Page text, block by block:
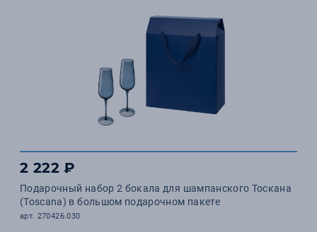
2 222 ₽
Подарочный набор 2 бокала для шампанского Тоскана
(Toscana) в большом подарочном пакете
арт. 270426.030